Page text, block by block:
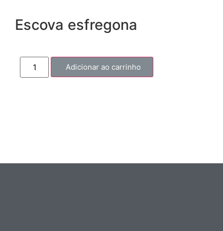
Escova esfregona
Adicionar ao carrinho